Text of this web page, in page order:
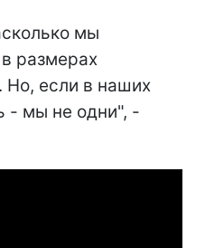
мы
размерах
Но, если в наших
- мы не одни", -